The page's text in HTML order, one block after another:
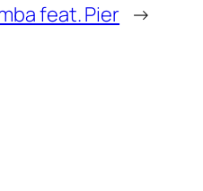
feat. Pier →